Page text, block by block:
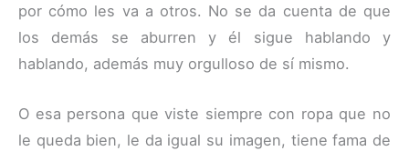
por cómo les va a otros. No se da cuenta de que
los demás se aburren y él sigue hablando y
hablando, además muy orgulloso de sí mismo.
O esa persona que viste siempre con ropa que no
le queda bien, le da igual su imagen, tiene fama de